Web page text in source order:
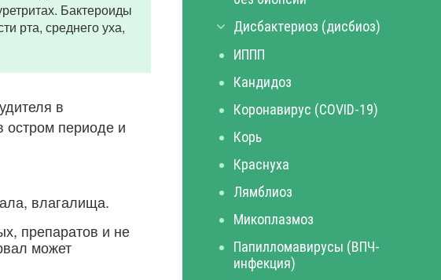
Бактероиды
рта, среднего уха,
в
периоде и
влагалища.
препаратов и не
может
Дисбактериоз (дисбиоз)
ИППП
Кандидоз
Коронавирус (COVID-19)
Корь
Краснуха
Лямблиоз
Микоплазмоз
Папилломавирусы (ВПЧ-
инфекция)